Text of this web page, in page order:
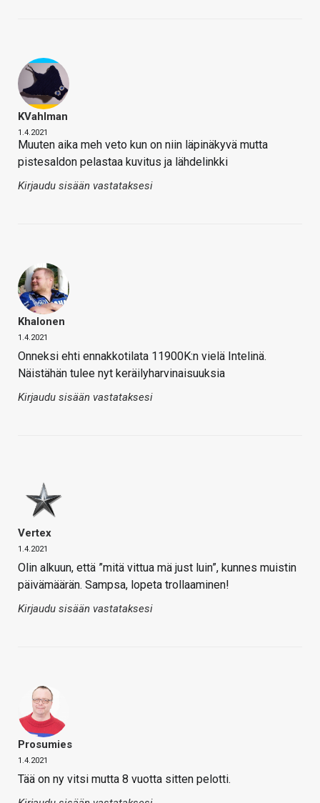
KVahlman
1.4.2021
Muuten aika meh veto kun on niin läpinäkyvä mutta
pistesaldon pelastaa kuvitus ja lähdelinkki
Kirjaudu sisään vastataksesi
Khalonen
1.4.2021
Onneksi ehti ennakkotilata 11900K:n vielä Intelinä.
Näistähän tulee nyt keräilyharvinaisuuksia
Kirjaudu sisään vastataksesi
Vertex
1.4.2021
Olin alkuun, että ”mitä vittua mä just luin”, kunnes muistin
päivämäärän. Sampsa, lopeta trollaaminen!
Kirjaudu sisään vastataksesi
Prosumies
1.4.2021
Tää on ny vitsi mutta 8 vuotta sitten pelotti.